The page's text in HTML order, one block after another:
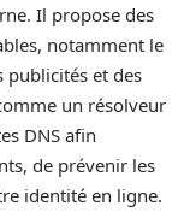
Il propose des
notamment le
publicités et des
un résolveur
DNS afin
de prévenir les
identité en ligne.